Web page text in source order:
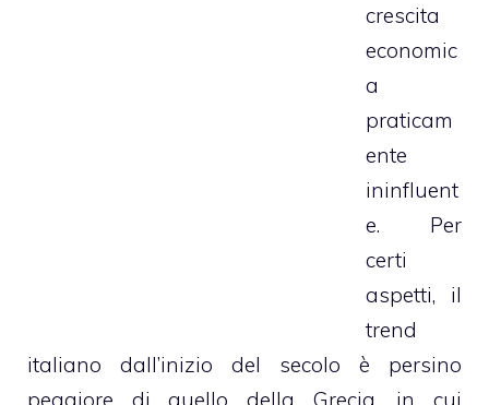
crescita
economic
a
praticam
ente
ininfluent
e. Per
certi
aspetti, il
trend
italiano dall’inizio del secolo è persino